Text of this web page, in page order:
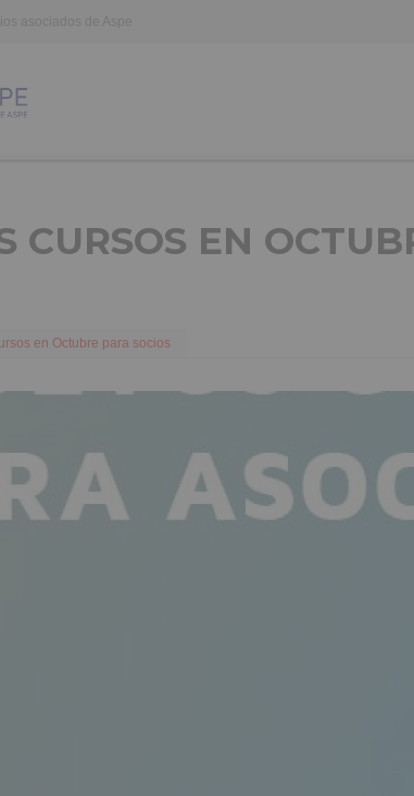
CURSOS EN
en Octubre para socios